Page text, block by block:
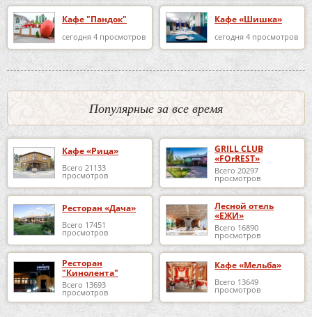
Кафе "Пандок"
сегодня 4 просмотров
Кафе «Шишка»
сегодня 4 просмотров
Популярные за все время
Кафе «Рица»
Всего 21133
просмотров
GRILL CLUB
«FOrREST»
Всего 20297
просмотров
Ресторан «Дача»
Всего 17451
просмотров
Лесной отель
«ЕЖИ»
Всего 16890
просмотров
Ресторан
"Кинолента"
Всего 13693
просмотров
Кафе «Мельба»
Всего 13649
просмотров